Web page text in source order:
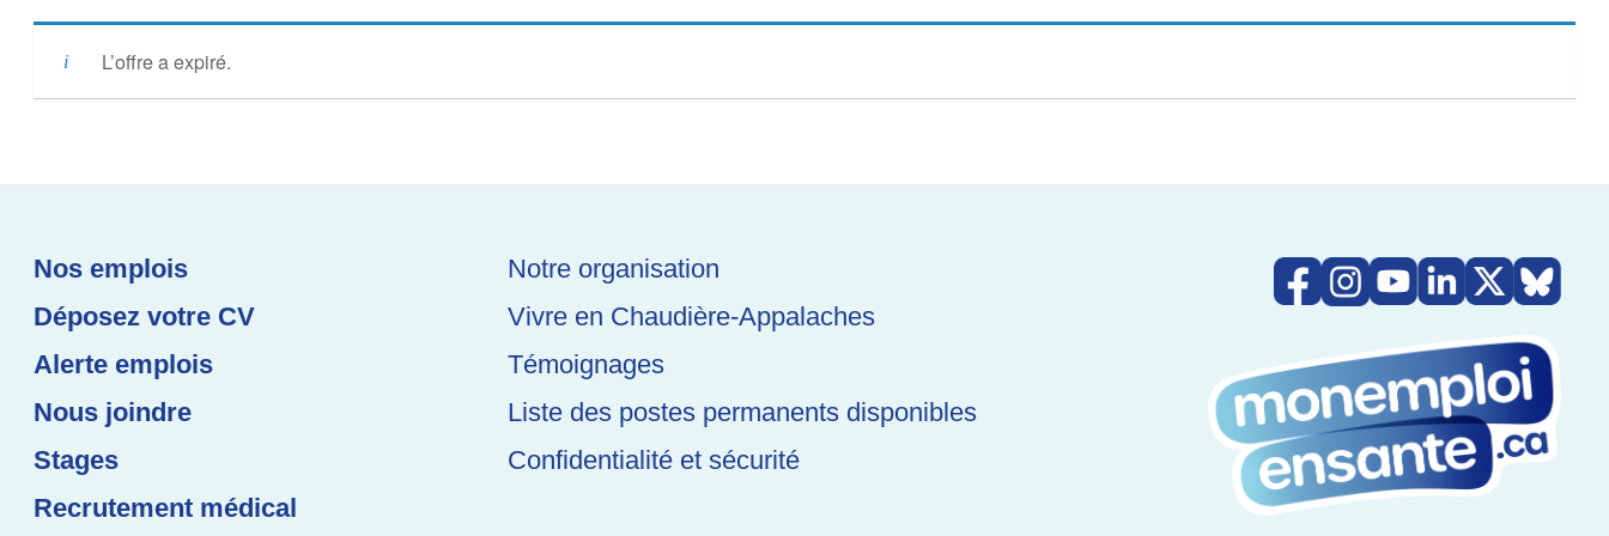
L’offre a expiré.
Nos emplois
Déposez votre CV
Alerte emplois
Nous joindre
Stages
Recrutement médical
Notre organisation
Vivre en Chaudière-Appalaches
Témoignages
Liste des postes permanents disponibles
Confidentialité et sécurité